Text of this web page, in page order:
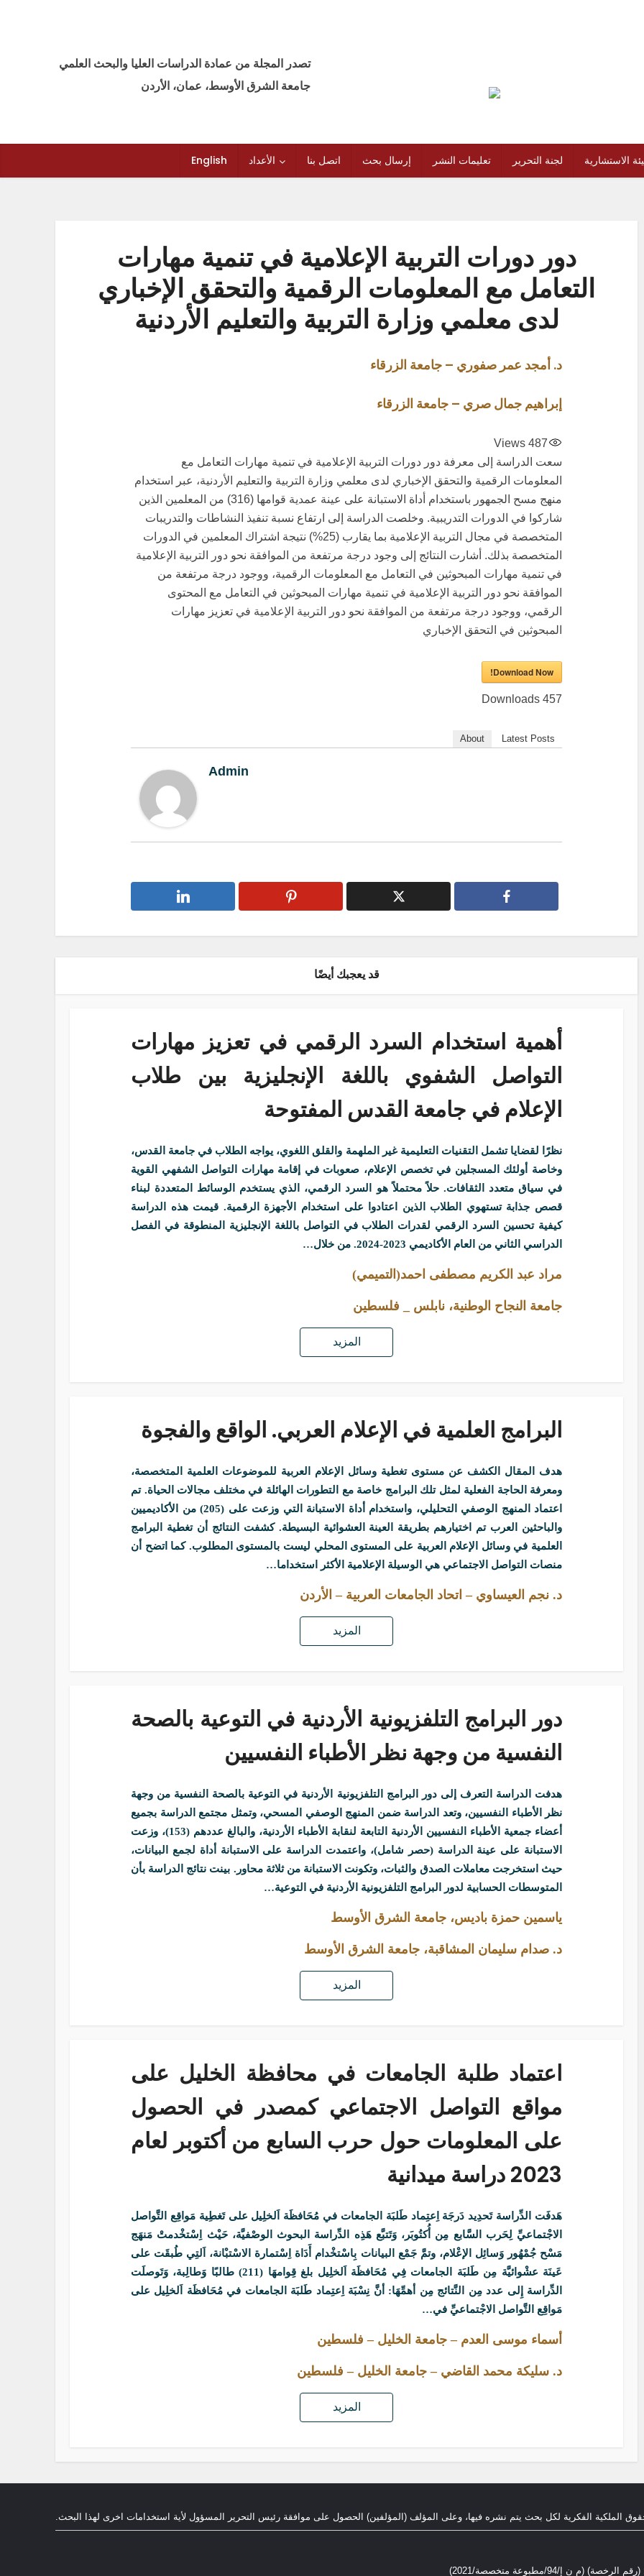
تصدر المجلة من عمادة الدراسات العليا والبحث العلمي
جامعة الشرق الأوسط، عمان، الأردن
الاستشارية لجنة التحرير تعليمات النشر إرسال بحث اتصل بنا الأعداد English
دور دورات التربية الإعلامية في تنمية مهارات
التعامل مع المعلومات الرقمية والتحقق الإخباري
لدى معلمي وزارة التربية والتعليم الأردنية
د. أمجد عمر صفوري – جامعة الزرقاء
إبراهيم جمال صري – جامعة الزرقاء
487
سعت الدراسة إلى معرفة دور دورات التربية الإعلامية في تنمية مهارات التعامل مع
المعلومات الرقمية والتحقق الإخباري لدى معلمي وزارة التربية والتعليم الأردنية، عبر استخدام
منهج مسح الجمهور باستخدام أداة الاستبانة على عينة عمدية قوامها (316) من المعلمين الذين
شاركوا في الدورات التدريبية. وخلصت الدراسة إلى ارتفاع نسبة تنفيذ النشاطات والتدريبات
المتخصصة في مجال التربية الإعلامية بما يقارب (25%) نتيجة اشتراك المعلمين في الدورات
المتخصصة بذلك. أشارت النتائج إلى وجود درجة مرتفعة من الموافقة نحو دور التربية الإعلامية
في تنمية مهارات المبحوثين في التعامل مع المعلومات الرقمية، ووجود درجة مرتفعة من
الموافقة نحو دور التربية الإعلامية في تنمية مهارات المبحوثين في التعامل مع المحتوى
الرقمي، ووجود درجة مرتفعة من الموافقة نحو دور التربية الإعلامية في تعزيز مهارات
المبحوثين في التحقق الإخباري
Download Now!
457
About Latest Posts
Admin
قد يعجبك أيضًا
أهمية استخدام السرد الرقمي في تعزيز مهارات
التواصل الشفوي باللغة الإنجليزية بين طلاب
الإعلام في جامعة القدس المفتوحة
نظرًا لقضايا تشمل التقنيات التعليمية غير الملهمة والقلق اللغوي، يواجه الطلاب في جامعة القدس،
وخاصة أولئك المسجلين في تخصص الإعلام، صعوبات في إقامة مهارات التواصل الشفهي القوية
في سياق متعدد الثقافات. حلاً محتملاً هو السرد الرقمي، الذي يستخدم الوسائط المتعددة لبناء
قصص جذابة تستهوي الطلاب الذين اعتادوا على استخدام الأجهزة الرقمية. قيمت هذه الدراسة
كيفية تحسين السرد الرقمي لقدرات الطلاب في التواصل باللغة الإنجليزية المنطوقة في الفصل
الدراسي الثاني من العام الأكاديمي 2023-2024. من خلال…
مراد عبد الكريم مصطفى احمد(التميمي)
جامعة النجاح الوطنية، نابلس _ فلسطين
المزيد
البرامج العلمية في الإعلام العربي. الواقع والفجوة
هدف المقال الكشف عن مستوى تغطية وسائل الإعلام العربية للموضوعات العلمية المتخصصة،
ومعرفة الحاجة الفعلية لمثل تلك البرامج خاصة مع التطورات الهائلة في مختلف مجالات الحياة. تم
اعتماد المنهج الوصفي التحليلي، واستخدام أداة الاستبانة التي وزعت على (205) من الأكاديميين
والباحثين العرب تم اختيارهم بطريقة العينة العشوائية البسيطة. كشفت النتائج أن تغطية البرامج
العلمية في وسائل الإعلام العربية على المستوى المحلي ليست بالمستوى المطلوب. كما اتضح أن
منصات التواصل الاجتماعي هي الوسيلة الإعلامية الأكثر استخداما…
د. نجم العيساوي – اتحاد الجامعات العربية – الأردن
المزيد
دور البرامج التلفزيونية الأردنية في التوعية بالصحة
النفسية من وجهة نظر الأطباء النفسيين
هدفت الدراسة التعرف إلى دور البرامج التلفزيونية الأردنية في التوعية بالصحة النفسية من وجهة
نظر الأطباء النفسيين، وتعد الدراسة ضمن المنهج الوصفي المسحي، وتمثل مجتمع الدراسة بجميع
أعضاء جمعية الأطباء النفسيين الأردنية التابعة لنقابة الأطباء الأردنية، والبالغ عددهم (153)، وزعت
الاستبانة على عينة الدراسة (حصر شامل)، واعتمدت الدراسة على الاستبانة أداة لجمع البيانات،
حيث استخرجت معاملات الصدق والثبات، وتكونت الاستبانة من ثلاثة محاور. بينت نتائج الدراسة بأن
المتوسطات الحسابية لدور البرامج التلفزيونية الأردنية في التوعية…
ياسمين حمزة باديس، جامعة الشرق الأوسط
د. صدام سليمان المشاقبة، جامعة الشرق الأوسط
المزيد
اعتماد طلبة الجامعات في محافظة الخليل على
مواقع التواصل الاجتماعي كمصدر في الحصول
على المعلومات حول حرب السابع من أكتوبر لعام
2023 دراسة ميدانية
هَدفَت الدِّراسة تَحدِيد دَرجَة اِعتِماد طَلبَة الجامعات في مُحَافظَة اَلخلِيل على تَغطِية مَواقِع التَّواصل
الاجْتماعيِّ لِحَرب السَّابع مِن أُكتُوبَر، وَتَتبَّع هَذِه الدِّراسة البحوث الوصْفيَّة، حَيْث اِسْتخْدمتْ مَنهَج
مَسْح جُمْهُور وَسائِل الإعْلام، وتمَّ جَمْع البيانات بِاسْتخْدام أَدَاة اِسْتمارة الاسْتبْانة، اَلتِي طُبقَت على
عَينَة عشْوائيَّة مِن طَلبَة الجامعات فِي مُحَافظَة اَلخلِيل بلغ قِوامهَا (211) طالبًا وَطالِبة، وَتَوصلَت
الدِّراسة إِلى عدد مِن النَّتائج مِن أهمِّهَا: أنَّ نِسْبَة اِعتِماد طَلبَة الجامعات في مُحَافظَة اَلخلِيل على
مَواقِع التَّواصل الاجْتماعيِّ في…
أسماء موسى العدم – جامعة الخليل – فلسطين
د. سليكة محمد القاضي – جامعة الخليل – فلسطين
المزيد
الملكية الفكرية لكل بحث يتم نشره فيها، وعلى المؤلف (المؤلفين) الحصول على موافقة رئيس التحرير المسؤول لأية استخدامات اخرى لهذا البحث.
ن إ/94/مطبوعة متخصصة/2021)